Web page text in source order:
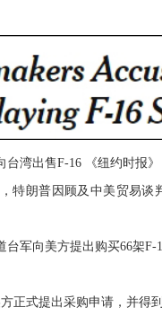
湾出售F-16 《纽约时报》
特朗普因顾及中美贸易
台军向美方提出购买66架
正式提出采购申请，并